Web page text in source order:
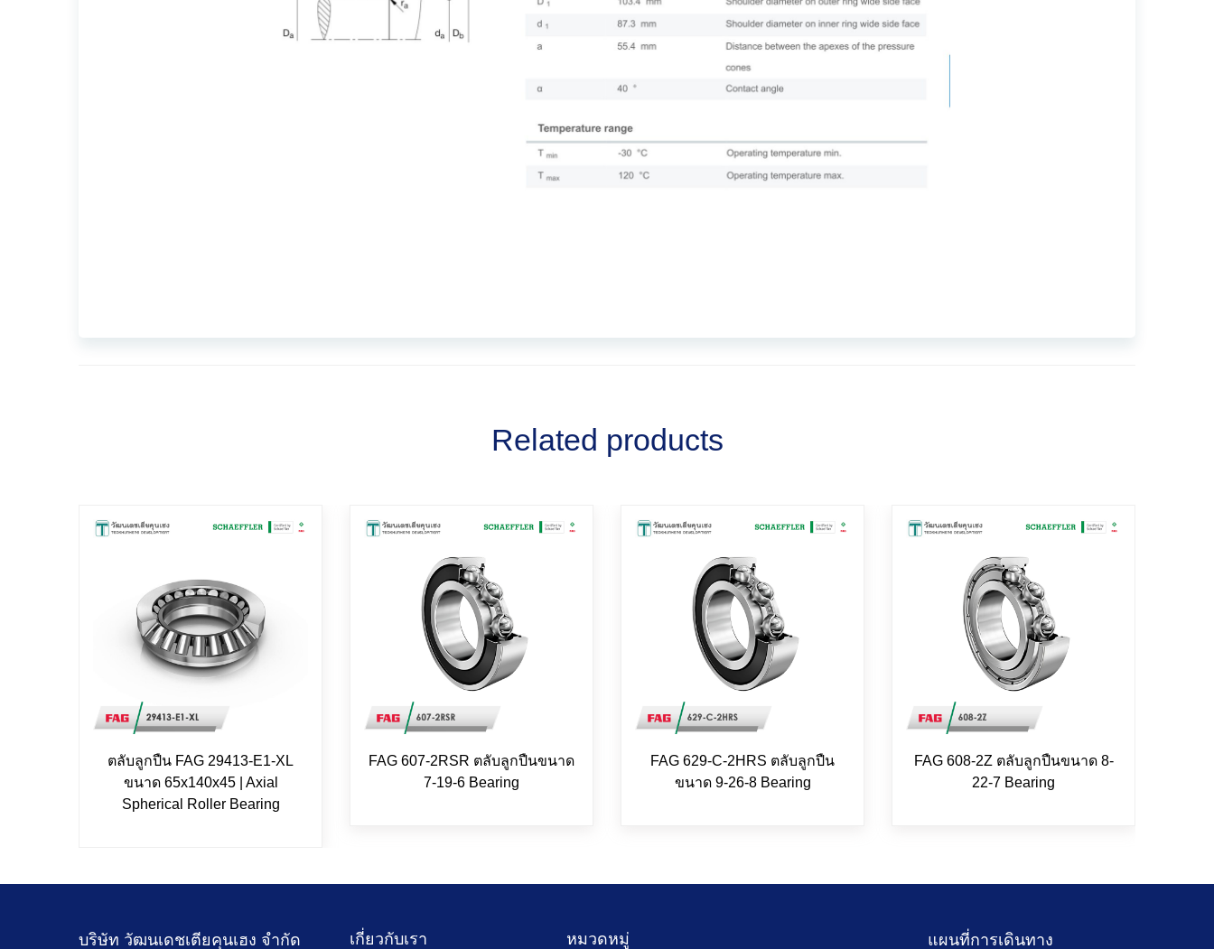
Related products
ตลับลูกปืน FAG 29413-E1-XL
ขนาด 65x140x45 | Axial
Spherical Roller Bearing
FAG 607-2RSR ตลับลูกปืนขนาด
7-19-6 Bearing
FAG 629-C-2HRS ตลับลูกปืน
ขนาด 9-26-8 Bearing
FAG 608-2Z ตลับลูกปืนขนาด 8-
22-7 Bearing
บริษัท วัฒนเดชเตียคุนเฮง จำกัด เกี่ยวกับเรา หมวดหมู่ แผนที่การเดินทาง